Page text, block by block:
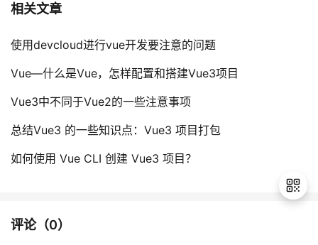
相关文章
使用devcloud进行vue开发要注意的问题
Vue—什么是Vue，怎样配置和搭建Vue3项目
Vue3中不同于Vue2的一些注意事项
总结Vue3 的一些知识点：Vue3 项目打包
如何使用 Vue CLI 创建 Vue3 项目？
评论（0）